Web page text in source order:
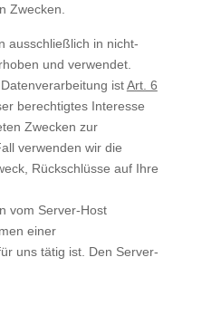
Zwecken.
ausschließlich in nicht-
und verwendet.
istArt. 6
berechtigtes Interesse
Zwecken zur
verwenden wir die
Rückschlüsse auf Ihre
vom Server-Host
einer
uns tätig ist. Den Server-